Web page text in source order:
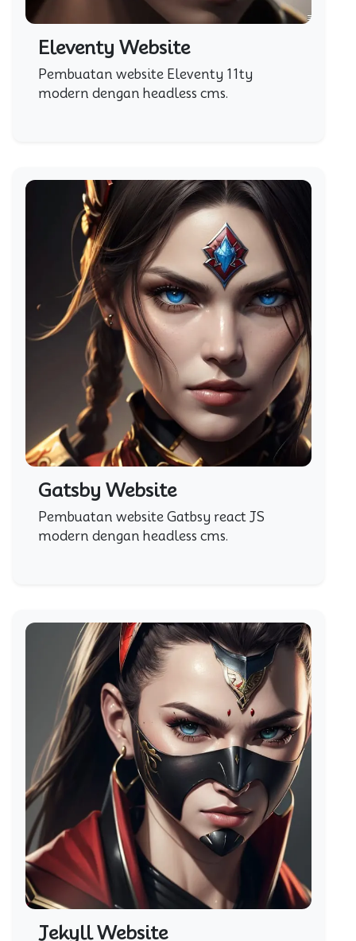
Eleventy Website
Pembuatan website Eleventy 11ty
modern dengan headless cms.
Gatsby Website
Pembuatan website Gatbsy react JS
modern dengan headless cms.
Jekyll Website